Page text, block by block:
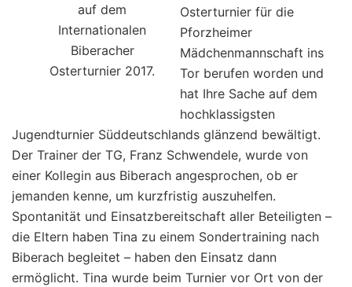
auf dem
Internationalen
Biberacher
Osterturnier 2017.
Osterturnier für die
Pforzheimer
Mädchenmannschaft ins
Tor berufen worden und
hat Ihre Sache auf dem
hochklassigsten
Jugendturnier Süddeutschlands glänzend bewältigt.
Der Trainer der TG, Franz Schwendele, wurde von
einer Kollegin aus Biberach angesprochen, ob er
jemanden kenne, um kurzfristig auszuhelfen.
Spontanität und Einsatzbereitschaft aller Beteiligten –
die Eltern haben Tina zu einem Sondertraining nach
Biberach begleitet – haben den Einsatz dann
ermöglicht. Tina wurde beim Turnier vor Ort von der